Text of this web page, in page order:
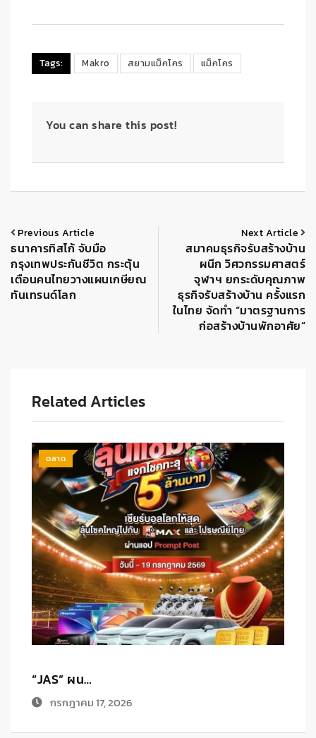
Tags: Makro สยามแม็คโคร แม็คโคร
You can share this post!
Previous Article
ธนาคารทิสโก้ จับมือ
กรุงเทพประกันชีวิต กระตุ้น
เตือนคนไทยวางแผนเกษียณ
ทันเทรนด์โลก
Next Article
สมาคมธุรกิจรับสร้างบ้าน
ผนึก วิศวกรรมศาสตร์
จุฬาฯ ยกระดับคุณภาพ
ธุรกิจรับสร้างบ้าน ครั้งแรก
ในไทย จัดทำ “มาตรฐานการ
ก่อสร้างบ้านพักอาศัย”
Related Articles
ตลาด
POINTX แ…
กรกฎาคม 1, 2026